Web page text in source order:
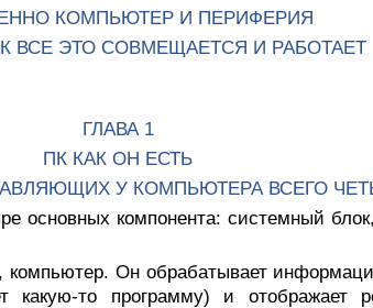
КОМПЬЮТЕР И ПЕРИФЕРИЯ
ВСЕ ЭТО СОВМЕЩАЕТСЯ И РАБОТАЕТ
ГЛАВА 1
ПК КАК ОН ЕСТЬ
У КОМПЬЮТЕРА ВСЕГО
основных компонента: системный
Он обрабатывает
какую-то программу) и отображает